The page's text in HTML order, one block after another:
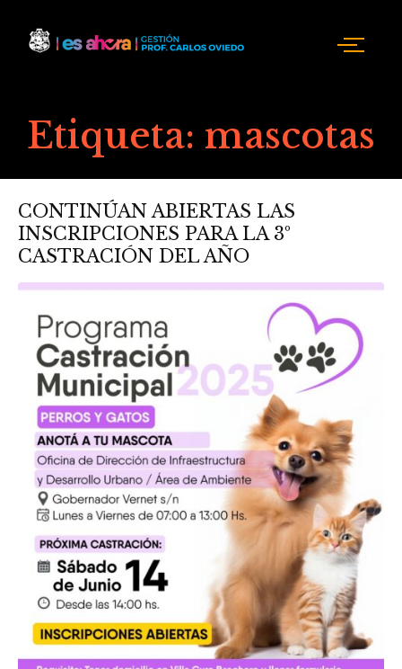
Etiqueta: mascotas
CONTINÚAN ABIERTAS LAS
INSCRIPCIONES PARA LA 3º
CASTRACIÓN DEL AÑO